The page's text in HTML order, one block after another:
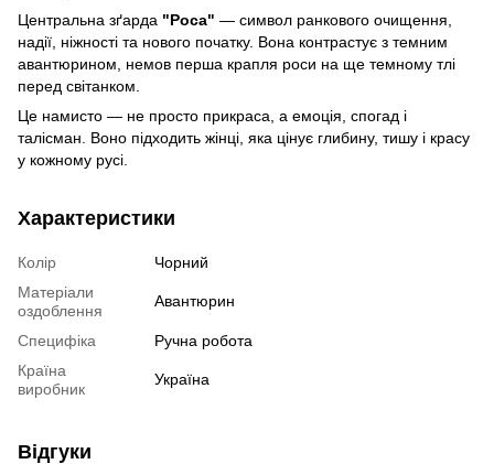
Центральна зґарда "Роса" — символ ранкового очищення,
надії, ніжності та нового початку. Вона контрастує з темним
авантюрином, немов перша крапля роси на ще темному тлі
перед світанком.
Це намисто — не просто прикраса, а емоція, спогад і
талісман. Воно підходить жінці, яка цінує глибину, тишу і красу
у кожному русі.
Характеристики
Колір
Чорний
Матеріали
оздоблення
Авантюрин
Специфіка
Ручна робота
Країна
виробник
Україна
Відгуки